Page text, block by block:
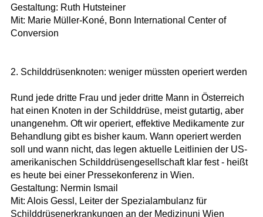
Gestaltung: Ruth Hutsteiner
Mit: Marie Müller-Koné, Bonn International Center of
Conversion
2. Schilddrüsenknoten: weniger müssten operiert werden
Rund jede dritte Frau und jeder dritte Mann in Österreich
hat einen Knoten in der Schilddrüse, meist gutartig, aber
unangenehm. Oft wir operiert, effektive Medikamente zur
Behandlung gibt es bisher kaum. Wann operiert werden
soll und wann nicht, das legen aktuelle Leitlinien der US-
amerikanischen Schilddrüsengesellschaft klar fest - heißt
es heute bei einer Pressekonferenz in Wien.
Gestaltung: Nermin Ismail
Mit: Alois Gessl, Leiter der Spezialambulanz für
Schilddrüsenerkrankungen an der Medizinuni Wien